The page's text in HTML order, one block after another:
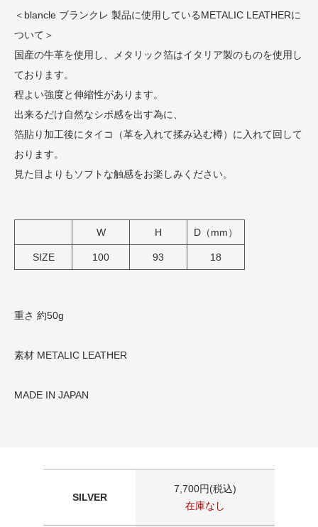
＜blancle ブランクレ 製品に使用しているMETALIC LEATHERに
ついて＞
国産の牛革を使用し、メタリック箔はイタリア製のものを使用し
ております。
程よい強度と伸縮性があります。
出来るだけ自然なシボ感を出す為に、
箔貼り加工後にタイコ（革を入れて揉み込む樽）に入れて回して
おります。
見た目よりもソフトな触感をお楽しみください。
W H D（mm）
SIZE 100 93 18
重さ 約50g
素材 METALIC LEATHER
MADE IN JAPAN
SILVER
7,700円(税込)
在庫なし